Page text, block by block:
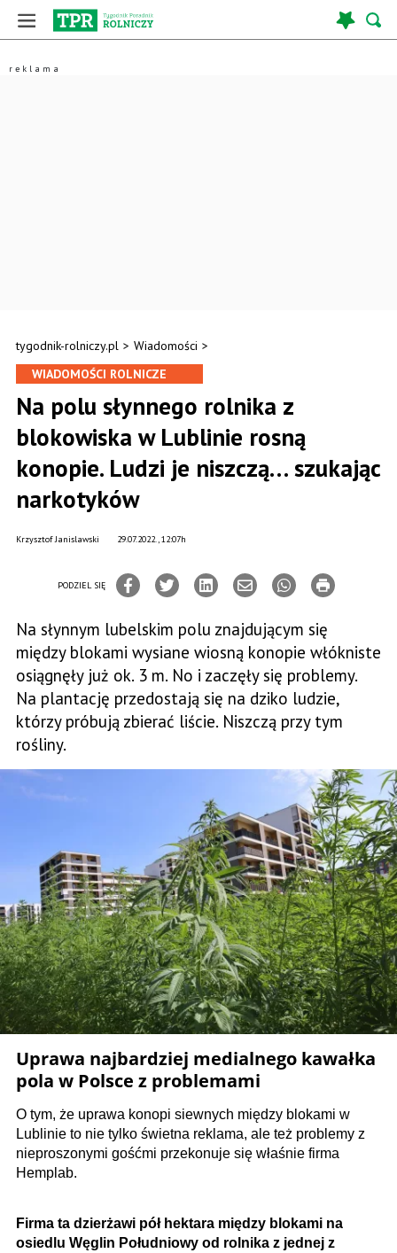
tygodnik-rolniczy.pl > Wiadomości >
WIADOMOŚCI ROLNICZE
Na polu słynnego rolnika z
blokowiska w Lublinie rosną
konopie. Ludzi je niszczą… szukając
narkotyków
29.07.2022., 12:07h
Krzysztof Janislawski
PODZIEL SIĘ
Na słynnym lubelskim polu znajdującym się
między blokami wysiane wiosną konopie włókniste
osiągnęły już ok. 3 m. No i zaczęły się problemy.
Na plantację przedostają się na dziko ludzie,
którzy próbują zbierać liście. Niszczą przy tym
rośliny.
Uprawa najbardziej medialnego kawałka
pola w Polsce z problemami
O tym, że uprawa konopi siewnych między blokami w
Lublinie to nie tylko świetna reklama, ale też problemy z
nieproszonymi gośćmi przekonuje się właśnie firma
Hemplab.
Firma ta dzierżawi pół hektara między blokami na
osiedlu Węglin Południowy od rolnika z jednej z